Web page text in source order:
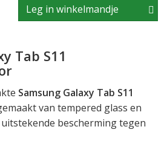
Leg in winkelmandje
Tab S11
Samsung Galaxy Tab S11
van tempered glass en
bescherming tegen